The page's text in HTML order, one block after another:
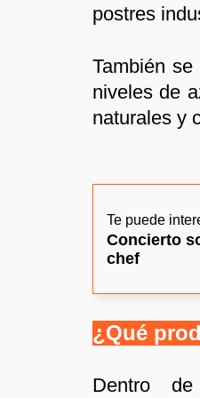
postres
También
niveles de
naturales y
Te puede
Concierto
chef
¿Qué
Dentro